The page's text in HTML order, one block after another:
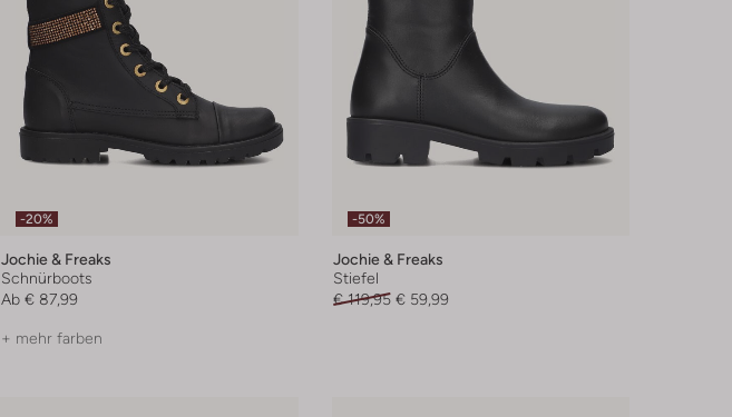
-20%
Jochie & Freaks
Schnürboots
Ab € 87,99
+ mehr farben
-50%
Jochie & Freaks
Stiefel
€ 119,95 € 59,99